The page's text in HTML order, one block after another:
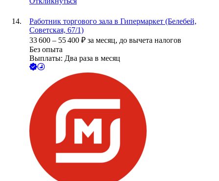
Работник торгового зала в Гипермаркет (Белебей,
Советская, 67/1)
33 600 – 55 400 ₽ за месяц, до вычета налогов
Без опыта
Выплаты: Два раза в месяц